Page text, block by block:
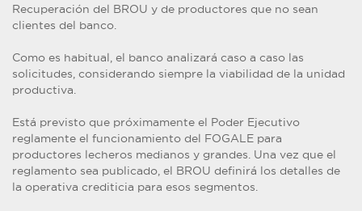
Recuperación del BROU y de productores que no sean
clientes del banco.
Como es habitual, el banco analizará caso a caso las
solicitudes, considerando siempre la viabilidad de la unidad
productiva.
Está previsto que próximamente el Poder Ejecutivo
reglamente el funcionamiento del FOGALE para
productores lecheros medianos y grandes. Una vez que el
reglamento sea publicado, el BROU definirá los detalles de
la operativa crediticia para esos segmentos.